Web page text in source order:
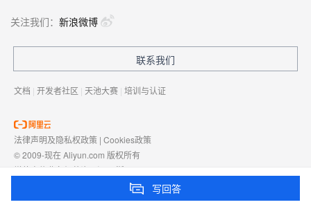
PolarDB 属于信创名单里面的数据库吗？
polardb mysql和polardb-x是啥区别？
写回答
关注我们： 新浪微博
联系我们
文档 | 开发者社区 | 天池大赛 | 培训与认证
法律声明及隐私权政策 | Cookies政策
© 2009-现在 Aliyun.com 版权所有
增值电信业务经营许可证： 浙B2-20080101
浙D3-20210002
浙公网安备 33010602009975号浙B2-20080101-4